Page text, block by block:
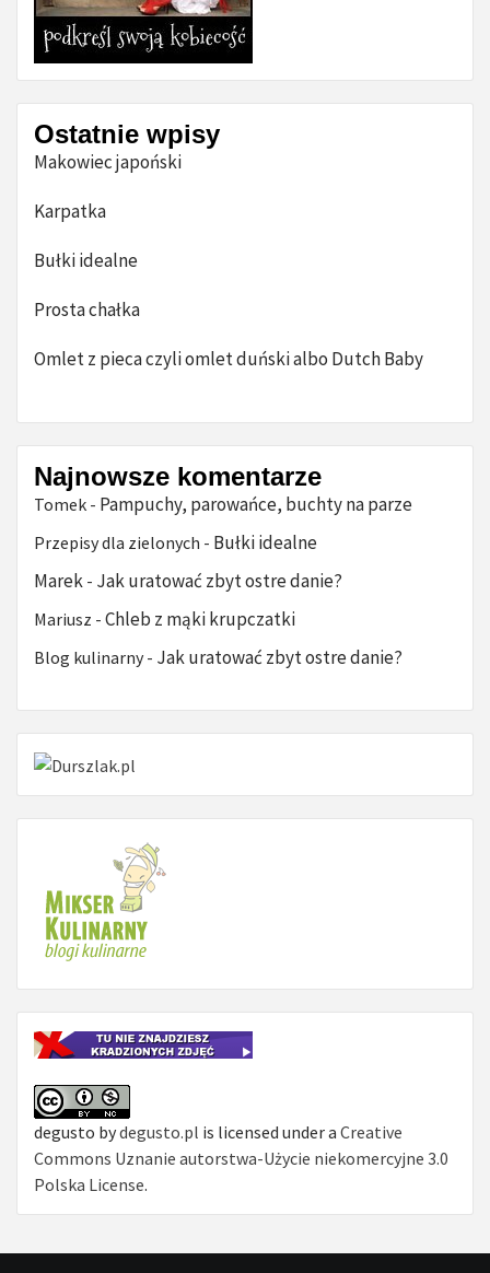
Ostatnie wpisy
Makowiec japoński
Karpatka
Bułki idealne
Prosta chałka
Omlet z pieca czyli omlet duński albo Dutch Baby
Najnowsze komentarze
Tomek - Pampuchy, parowańce, buchty na parze
Przepisy dla zielonych - Bułki idealne
Marek - Jak uratować zbyt ostre danie?
Mariusz - Chleb z mąki krupczatki
Blog kulinarny- Jak uratować zbyt ostre danie?
degusto bydegusto.pl is licensed under a Creative
Commons Uznanie autorstwa-Użycie niekomercyjne 3.0
Polska License.